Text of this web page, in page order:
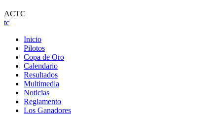
ACTC
tc
Inicio
Pilotos
Copa de Oro
Calendario
Resultados
Multimedia
Noticias
Reglamento
Los Ganadores